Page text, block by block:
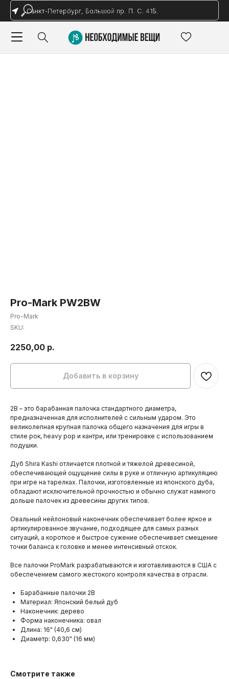
Санкт-Петербург, Большой пр. П. С. 41Б.
Pro-Mark PW2BW
Pro-Mark
SKU:
2250,00 р.
Добавить в корзину
2B – это барабанная палочка стандартного диаметра,
предназначенная для исполнителей с сильным ударом. Это
великолепная крупная палочка общего назначения для игры в
стиле рок, heavy pop и кантри, или тренировке с использованием
подушки.
Дуб Shira Kashi отличается плотной и тяжелой древесиной,
обеспечивающей ощущение силы в руке и отличную артикуляцию
при игре на тарелках. Палочки, изготовленные из японского дуба,
обладают исключительной прочностью и обычно служат намного
дольше палочек из древесины других типов.
Овальный нейлоновый наконечник обеспечивает более яркое и
артикулированное звучание, подходящее для самых разных
ситуаций, а короткое и быстрое сужение обеспечивает смещение
точки баланса к головке и менее интенсивный отскок.
Все палочки ProMark разрабатываются и изготавливаются в США с
обеспечением самого жестокого контроля качества в отрасли.
Барабанные палочки 2B
Материал: Японский белый дуб
Наконечник: дерево
Форма наконечника: овал
Длина: 16" (40,6 см)
Диаметр: 0,630" (16 мм)
Смотрите также